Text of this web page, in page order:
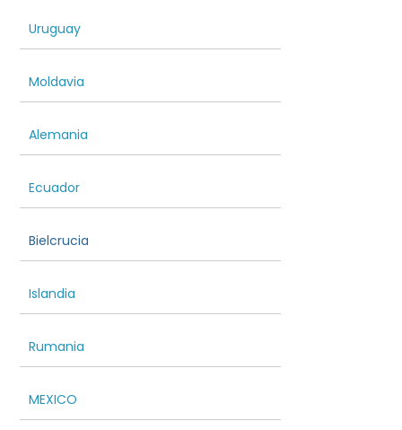
Uruguay
Moldavia
Alemania
Ecuador
Bielcrucia
Islandia
Rumania
MEXICO